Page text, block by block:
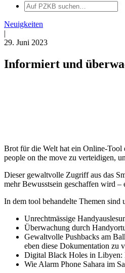
Auf
PZKB
suchen
Neuigkeiten
|
29. Juni 2023
Informiert und
Brot für die Welt hat ein Online-Tool
people on the move zu verteidigen,
Dieser gewaltvolle Zugriff aus das
mehr Bewusstsein geschaffen wird
In dem tool behandelte Themen sind
Unrechtmässige
Überwachung durch
Gewaltvolle Pushbacks am
eben diese Dokumentation zu
Digital Black Holes in Libyen:
Wie Alarm Phone Sahara im